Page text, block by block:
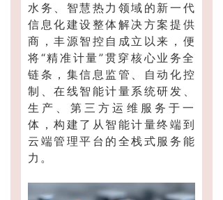
水务、智慧热力领域的新一代
信息化建设整体解决方案提供
商，丰源智控自成立以来，便
将“精准计量”贯穿核心业务全
链条，集信息监管、自动化控
制、在线智能计量系统研发、
生产、第三方运维服务于一
体，构建了从智能计量终端到
云端管理平台的全栈式服务能
力。